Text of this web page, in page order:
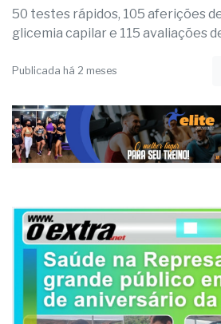
50 testes rápidos, 105 aferições
glicemia capilar e 115 avaliações
Publicada há 2 meses